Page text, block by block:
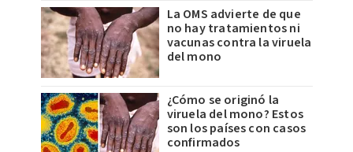
La OMS advierte de que
no hay tratamientos ni
vacunas contra la viruela
del mono
¿Cómo se originó la
viruela del mono? Estos
son los países con casos
confirmados